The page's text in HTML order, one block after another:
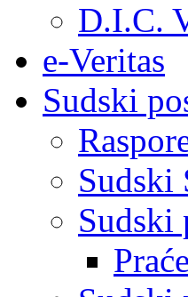
D.I.C.
e-Veritas
Sudski
Sudski
Sudski